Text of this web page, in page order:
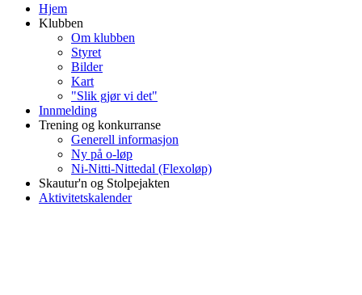
Hjem
Klubben
Om klubben
Styret
Bilder
Kart
"Slik gjør vi det"
Innmelding
Trening og konkurranse
Generell informasjon
Ny på o-løp
Ni-Nitti-Nittedal (Flexoløp)
Skautur'n og Stolpejakten
Aktivitetskalender